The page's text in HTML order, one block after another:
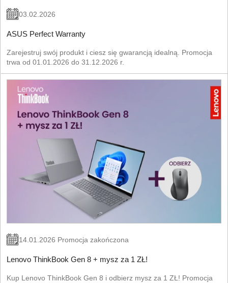
03.02.2026
ASUS Perfect Warranty
Zarejestruj swój produkt i ciesz się gwarancją idealną. Promocja
trwa od 01.01.2026 do 31.12.2026 r.
14.01.2026 Promocja zakończona
Lenovo ThinkBook Gen 8 + mysz za 1 ZŁ!
Kup Lenovo ThinkBook Gen 8 i odbierz mysz za 1 ZŁ! Promocja